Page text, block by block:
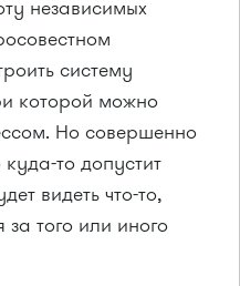
независимых
систему
которой можно
Но совершенно
куда-то допустит
видеть что-то,
того или иного